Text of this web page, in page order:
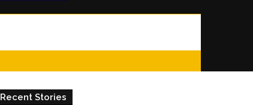
Recent Stories